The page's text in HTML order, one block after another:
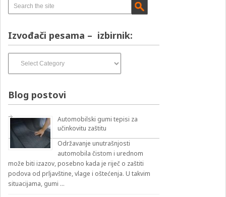
Izvođači pesama – izbirnik:
pesama
Blog postovi
Automobilski gumi tepisi za
učinkovitu zaštitu
Održavanje unutrašnjosti
automobila čistom i urednom
može biti izazov, posebno kada je riječ o zaštiti
podova od prljavštine, vlage i oštećenja. U takvim
situacijama, gumi …